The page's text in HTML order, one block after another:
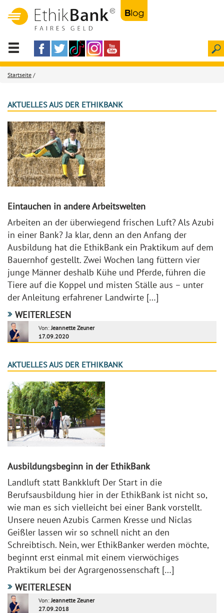
Startseite /
AKTUELLES AUS DER ETHIKBANK
Eintauchen in andere Arbeitswelten
Arbeiten an der überwiegend frischen Luft? Als Azubi
in einer Bank? Ja klar, denn an den Anfang der
Ausbildung hat die EthikBank ein Praktikum auf dem
Bauernhof gestellt. Zwei Wochen lang füttern vier
junge Männer deshalb Kühe und Pferde, führen die
Tiere auf die Koppel und misten Ställe aus – unter
der Anleitung erfahrener Landwirte […]
WEITERLESEN
Von:Jeannette Zeuner
17.09.2020
AKTUELLES AUS DER ETHIKBANK
Ausbildungsbeginn in der EthikBank
Landluft statt Bankkluft Der Start in die
Berufsausbildung hier in der EthikBank ist nicht so,
wie man es sich vielleicht bei einer Bank vorstellt.
Unsere neuen Azubis Carmen Kresse und Niclas
Geißler lassen wir so schnell nicht an den
Schreibtisch. Nein, wer EthikBanker werden möchte,
beginnt erst einmal mit einem vierwöchiges
Praktikum bei der Agrargenossenschaft […]
WEITERLESEN
Von:Jeannette Zeuner
27.09.2018